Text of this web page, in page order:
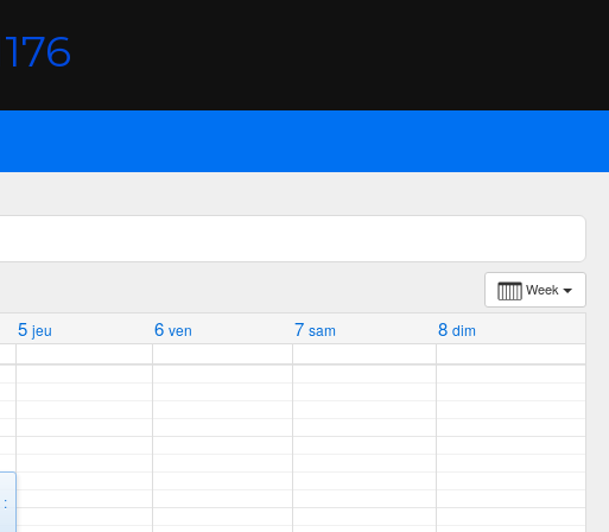
Week
5 jeu 6 ven 7 sam 8 dim
: